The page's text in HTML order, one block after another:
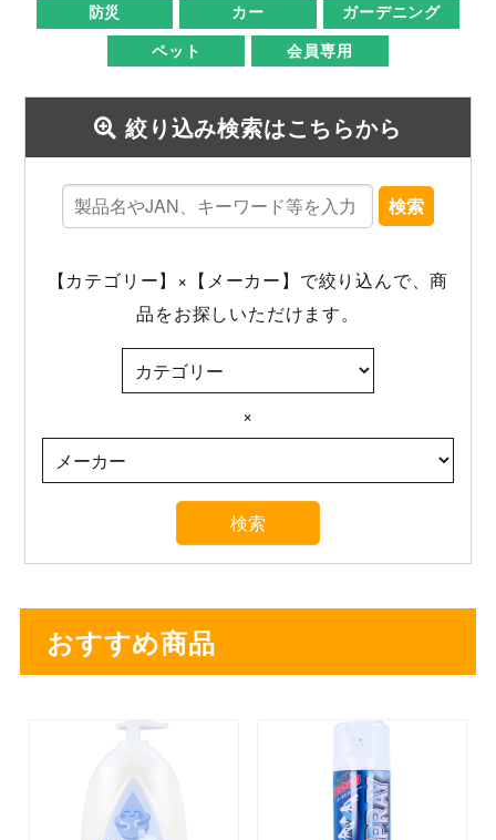
防災
カー
ガーデニング
ペット
会員専用
絞り込み検索はこちらから
検索
【カテゴリー】×【メーカー】で絞り込んで、商
品をお探しいただけます。
×
おすすめ商品